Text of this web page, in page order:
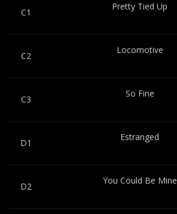
C1
Pretty Tied Up
C2
Locomotive
C3
So Fine
D1
Estranged
D2
You Could Be Mine